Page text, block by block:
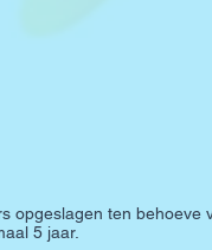
opgeslagen ten
5 jaar.